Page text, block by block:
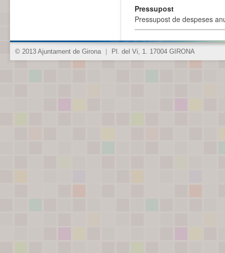
Pressupost
Pressupost de despeses
© 2013 Ajuntament de Girona Pl. del Vi, 1. 17004 GIRONA